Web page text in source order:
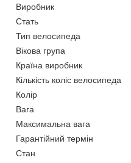
Виробник
Стать
Тип велосипеда
Вікова група
Країна виробник
Кількість коліс велосипеда
Колір
Вага
Максимальна вага
Гарантійний термін
Стан